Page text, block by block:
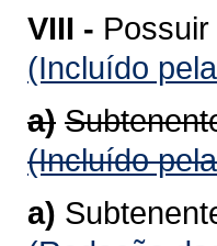
VIII -
(Incluído
a)
(Incluído
a)